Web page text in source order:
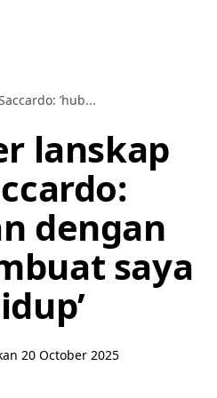
’hub...
lanskap
dengan
saya
20 October 2025